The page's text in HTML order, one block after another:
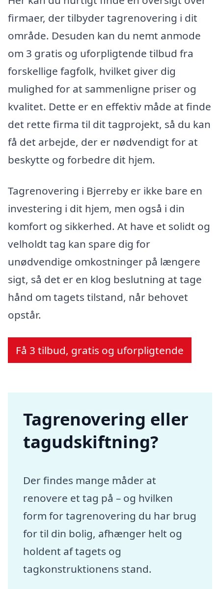
firmaer, der tilbyder tagrenovering i dit
område. Desuden kan du nemt anmode
om 3 gratis og uforpligtende tilbud fra
forskellige fagfolk, hvilket giver dig
mulighed for at sammenligne priser og
kvalitet. Dette er en effektiv måde at finde
det rette firma til dit tagprojekt, så du kan
få det arbejde, der er nødvendigt for at
beskytte og forbedre dit hjem.
Tagrenovering i Bjerreby er ikke bare en
investering i dit hjem, men også i din
komfort og sikkerhed. At have et solidt og
velholdt tag kan spare dig for
unødvendige omkostninger på længere
sigt, så det er en klog beslutning at tage
hånd om tagets tilstand, når behovet
opstår.
Få 3 tilbud, gratis og uforpligtende
Tagrenovering eller
tagudskiftning?
Der findes mange måder at
renovere et tag på – og hvilken
form for tagrenovering du har brug
for til din bolig, afhænger helt og
holdent af tagets og
tagkonstruktionens stand.